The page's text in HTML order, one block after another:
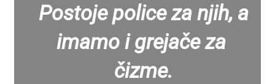
Postoje police za njih, a
imamo i grejače za
čizme.